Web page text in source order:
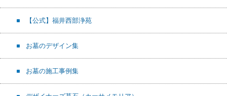
【公式】福井西部浄苑
お墓のデザイン集
お墓の施工事例集